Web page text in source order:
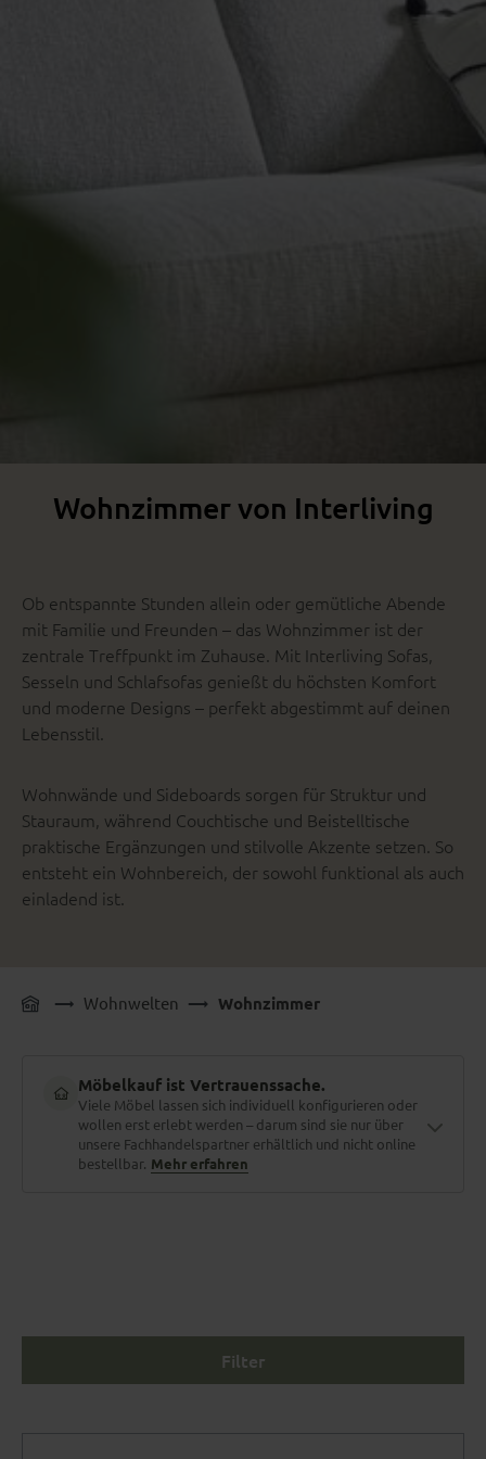
Wohnzimmer von Interliving
Ob entspannte Stunden allein oder gemütliche Abende
mit Familie und Freunden – das Wohnzimmer ist der
zentrale Treffpunkt im Zuhause. Mit Interliving Sofas,
Sesseln und Schlafsofas genießt du höchsten Komfort
und moderne Designs – perfekt abgestimmt auf deinen
Lebensstil.
Wohnwände und Sideboards sorgen für Struktur und
Stauraum, während Couchtische und Beistelltische
praktische Ergänzungen und stilvolle Akzente setzen. So
entsteht ein Wohnbereich, der sowohl funktional als auch
einladend ist.
Wohnwelten Wohnzimmer
Möbelkauf ist Vertrauenssache.
Viele Möbel lassen sich individuell konfigurieren oder
wollen erst erlebt werden – darum sind sie nur über
unsere Fachhandelspartner erhältlich und nicht online
bestellbar. Mehr erfahren
Filter